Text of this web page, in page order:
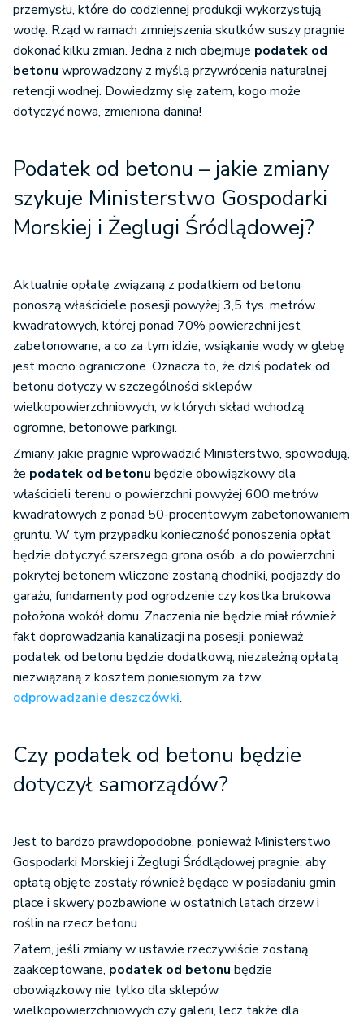
przemysłu, które do codziennej produkcji wykorzystują
wodę. Rząd w ramach zmniejszenia skutków suszy pragnie
dokonać kilku zmian. Jedna z nich obejmuje podatek od
betonu wprowadzony z myślą przywrócenia naturalnej
retencji wodnej. Dowiedzmy się zatem, kogo może
dotyczyć nowa, zmieniona danina!
Podatek od betonu – jakie zmiany
szykuje Ministerstwo Gospodarki
Morskiej i Żeglugi Śródlądowej?
Aktualnie opłatę związaną z podatkiem od betonu
ponoszą właściciele posesji powyżej 3,5 tys. metrów
kwadratowych, której ponad 70% powierzchni jest
zabetonowane, a co za tym idzie, wsiąkanie wody w glebę
jest mocno ograniczone. Oznacza to, że dziś podatek od
betonu dotyczy w szczególności sklepów
wielkopowierzchniowych, w których skład wchodzą
ogromne, betonowe parkingi.
Zmiany, jakie pragnie wprowadzić Ministerstwo, spowodują,
że podatek od betonu będzie obowiązkowy dla
właścicieli terenu o powierzchni powyżej 600 metrów
kwadratowych z ponad 50-procentowym zabetonowaniem
gruntu. W tym przypadku konieczność ponoszenia opłat
będzie dotyczyć szerszego grona osób, a do powierzchni
pokrytej betonem wliczone zostaną chodniki, podjazdy do
garażu, fundamenty pod ogrodzenie czy kostka brukowa
położona wokół domu. Znaczenia nie będzie miał również
fakt doprowadzania kanalizacji na posesji, ponieważ
podatek od betonu będzie dodatkową, niezależną opłatą
niezwiązaną z kosztem poniesionym za tzw.
odprowadzanie deszczówki.
Czy podatek od betonu będzie
dotyczył samorządów?
Jest to bardzo prawdopodobne, ponieważ Ministerstwo
Gospodarki Morskiej i Żeglugi Śródlądowej pragnie, aby
opłatą objęte zostały również będące w posiadaniu gmin
place i skwery pozbawione w ostatnich latach drzew i
roślin na rzecz betonu.
Zatem, jeśli zmiany w ustawie rzeczywiście zostaną
zaakceptowane, podatek od betonu będzie
obowiązkowy nie tylko dla sklepów
wielkopowierzchniowych czy galerii, lecz także dla